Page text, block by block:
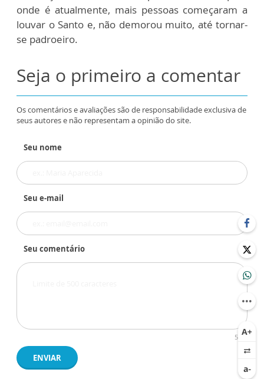
onde é atualmente, mais pessoas começaram a
louvar o Santo e, não demorou muito, até tornar-
se padroeiro.
Seja o primeiro a comentar
Os comentários e avaliações são de responsabilidade exclusiva de
seus autores e não representam a opinião do site.
Seu nome
Seu e-mail
Seu comentário
500
ENVIAR